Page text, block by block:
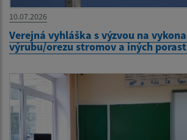
10.07.2026
Verejná vyhláška s výzvou na
výrubu/orezu stromov a iných